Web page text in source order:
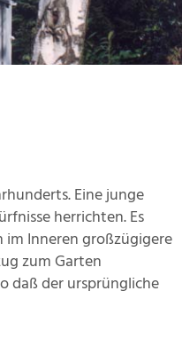
Eine junge
herrichten. Es
im Inneren großzügigere
zum Garten
daß der ursprüngliche